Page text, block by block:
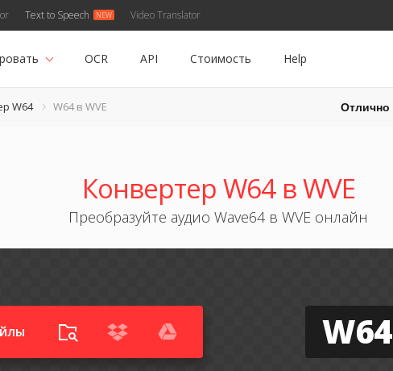
Text to Speech Video Translator
OCR API Стоимость Help
W64 W64 в WVE Отлично
Конвертер W64 в WVE
Преобразуйте аудио Wave64 в WVE онлайн
W64